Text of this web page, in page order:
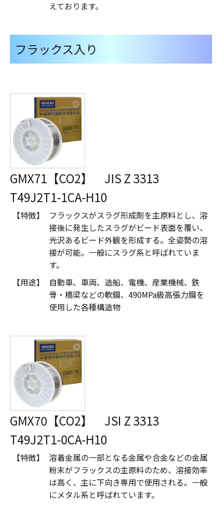
えております。
フラックス入り
GMX71【CO2】 JIS Z 3313
T49J2T1-1CA-H10
【特徴】
フラックスがスラグ形成剤を主原料とし、溶
接後に発生したスラグがビード表面を覆い、
光沢あるビード外観を形成する。全姿勢の溶
接が可能。一般にスラグ系と呼ばれていま
す。
【用途】
自動車、車両、造船、電機、産業機械、鉄
骨・橋梁などの軟鋼、490MPa級高張力鋼を
使用した各種構造物
GMX70 【CO2】 JSI Z 3313
T49J2T1-0CA-H10
【特徴】
溶着金属の一部となる金属や合金などの金属
粉末がフラックスの主原料のため、溶接効率
は高く、主に下向き専用で使用される。一般
にメタル系と呼ばれています。